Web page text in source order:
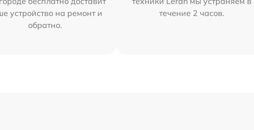
устройство на ремонт и
обратно.
течение 2 часов.